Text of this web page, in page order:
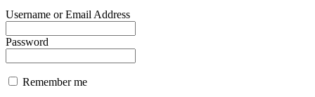
Username or Email Address
Password
Remember me